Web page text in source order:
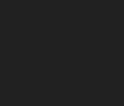
مردمی
کشور